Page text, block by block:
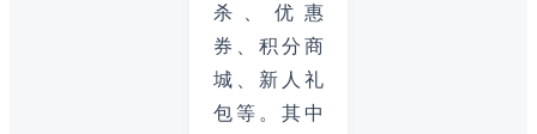
杀、优惠
券、积分商
城、新人礼
包等。其中